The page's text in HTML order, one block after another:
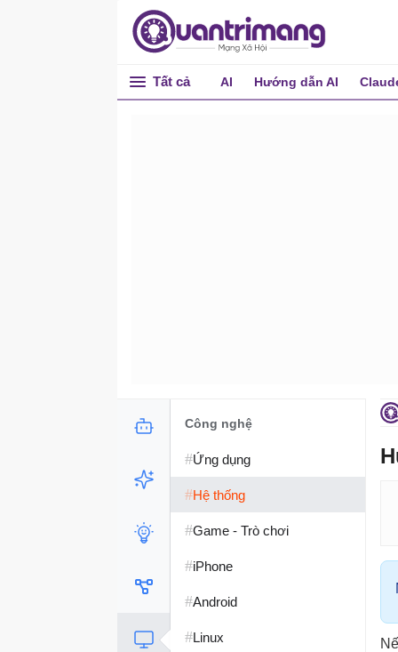
Tất cả AI Hướng dẫn AI
Công nghệ
#Ứng dụng
#Hệ thống
#Game - Trò chơi
#iPhone
#Android
#Linux